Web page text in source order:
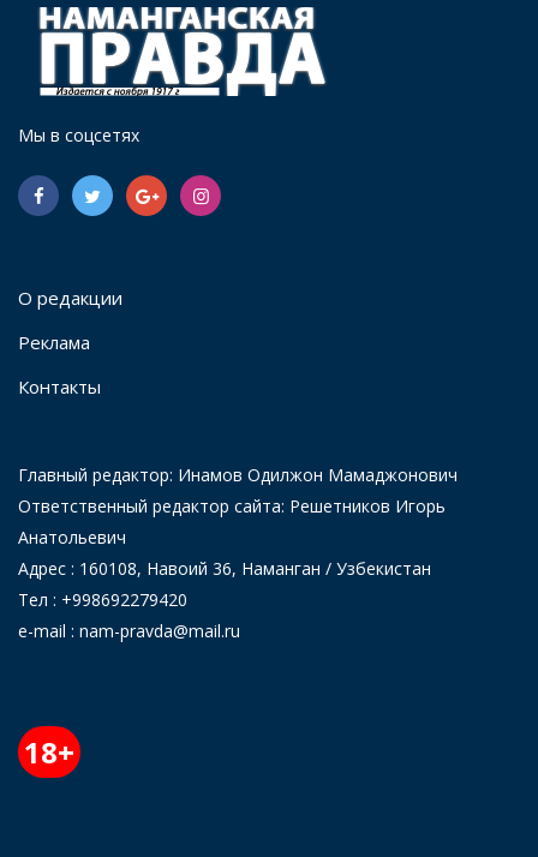
Мы в соцсетях
О редакции
Реклама
Контакты
Главный редактор: Инамов Одилжон Мамаджонович
Ответственный редактор сайта: Решетников Игорь
Анатольевич
Адрес : 160108, Навоий 36, Наманган / Узбекистан
Тел : +998692279420
e-mail : nam-pravda@mail.ru
18+